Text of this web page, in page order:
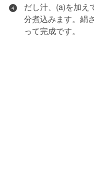
4
だし汁、(a)を加え
分煮込みます。絹
って完成です。